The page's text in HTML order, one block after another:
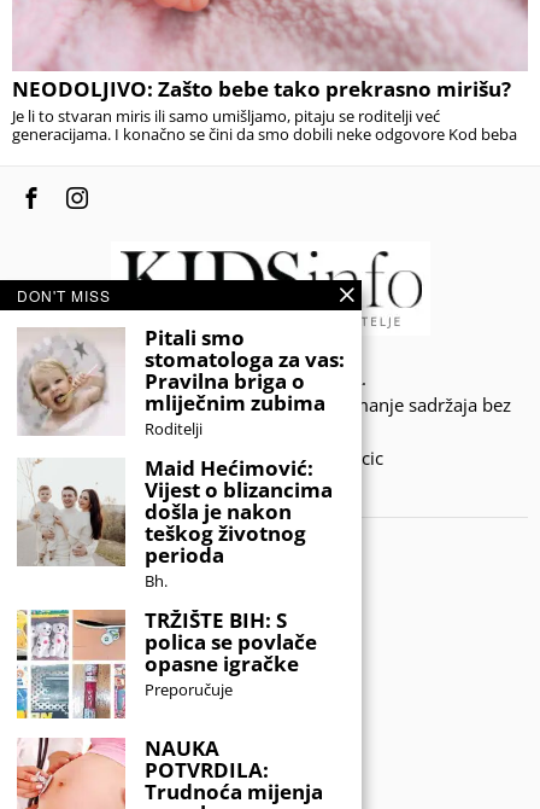
NEODOLJIVO: Zašto bebe tako prekrasno mirišu?
Je li to stvaran miris ili samo umišljamo, pitaju se roditelji već
generacijama. I konačno se čini da smo dobili neke odgovore Kod beba
© 2020 - KIDSINFO.BA.
Sva prava zadržana. Zabranjeno preuzimanje sadržaja bez
dozvole izdavača.
Developed by Amar SIjercic
IZAŠAO JE NOVI MAGAZIN!
DON'T MISS
Pitali smo
stomatologa za vas:
Pravilna briga o
mliječnim zubima
Roditelji
Maid Hećimović:
Vijest o blizancima
došla je nakon
teškog životnog
perioda
Bh.
TRŽIŠTE BIH: S
polica se povlače
opasne igračke
Preporučuje
NAUKA
POTVRDILA:
Trudnoća mijenja